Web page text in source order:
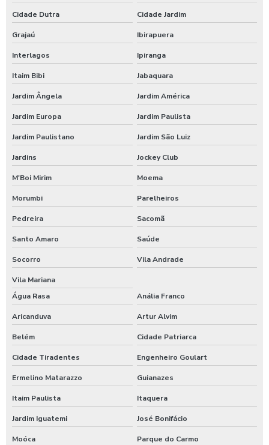
Empresas de refeição coletiva sp
Empresas de refeições terceirizadas
Empresas de refeições transportadas
Empresas de terceirização de alimentação
Empresas fornecedoras de alimentação coletiva
Empresas preparadoras de refeições coletivas
Empresas que fornecem alimentação para empresas
Empresas que fornecem refeições coletivas
Empresas que prestam serviços de alimentação coletiva
Fábrica refeições
Fornecedor de alimentação
Fornecedor de refeições coletivas
Fornecedores de alimentação coletiva
Fornecedores de lanches para empresas
Cidade Dutra Cidade Jardim
Grajaú Ibirapuera
Interlagos Ipiranga
Itaim Bibi Jabaquara
Jardim Ângela Jardim América
Jardim Europa Jardim Paulista
Jardim Paulistano Jardim São Luiz
Jardins Jockey Club
M'Boi Mirim Moema
Morumbi Parelheiros
Pedreira Sacomã
Santo Amaro Saúde
Socorro Vila Andrade
Vila Mariana
Água Rasa
Anália Franco
Aricanduva Artur Alvim
Belém Cidade Patriarca
Cidade Tiradentes Engenheiro Goulart
Ermelino Matarazzo Guianazes
Itaim Paulista Itaquera
Jardim Iguatemi José Bonifácio
Moóca Parque do Carmo